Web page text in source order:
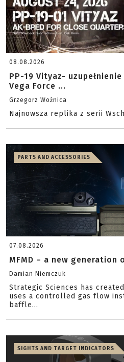
08.08.2026
PP-19 Vityaz-
Vega Force ...
Grzegorz Woźnica
Najnowsza replika z serii
PARTS AND ACCESSORIES
07.08.2026
MFMD – a new generation
Damian Niemczuk
Strategic Sciences has
uses a controlled gas flow
baffle...
SIGHTS AND TARGET INDICATORS